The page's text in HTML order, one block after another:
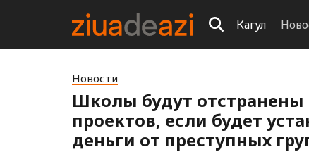
Кагул
Новости
Школы будут отстранены
проектов, если будет
деньги от преступных